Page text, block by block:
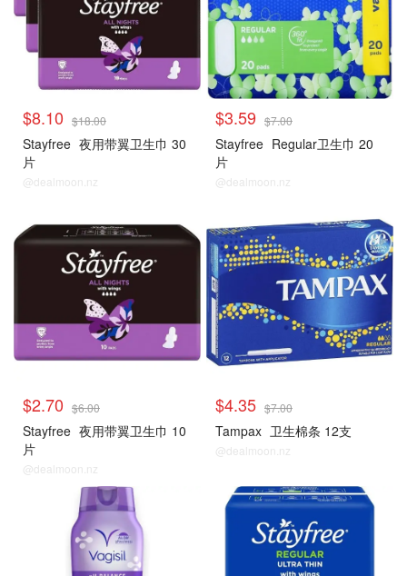
$8.10 $18.00
Stayfree 夜用带翼卫生巾 30
片
@dealmoon.nz
$3.59 $7.00
Stayfree Regular卫生巾 20
片
@dealmoon.nz
$2.70 $6.00
Stayfree 夜用带翼卫生巾 10
片
@dealmoon.nz
$4.35 $7.00
Tampax 卫生棉条 12支
@dealmoon.nz